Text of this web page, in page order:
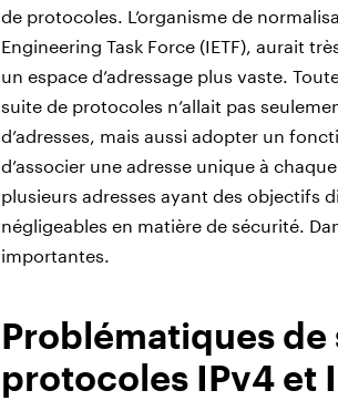
de protocoles. L’organisme de
Engineering Task Force (IETF), aurait
un espace d’adressage plus vaste.
suite de protocoles n’allait pas
d’adresses, mais aussi adopter un
d’associer une adresse unique à
plusieurs adresses ayant des objectifs
négligeables en matière de sécurité.
importantes.
Problématiques
protocoles IPv4 et